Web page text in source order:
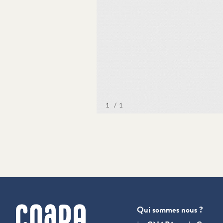
cnapa
Qui sommes nous ?